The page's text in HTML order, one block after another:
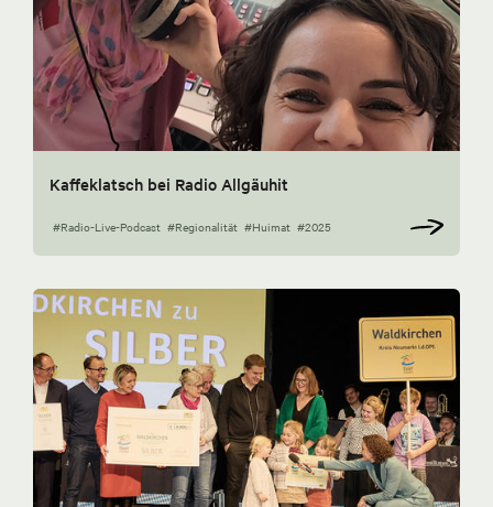
Kaffeklatsch bei Radio Allgäuhit
#Radio-Live-Podcast #Regionalität #Huimat #2025